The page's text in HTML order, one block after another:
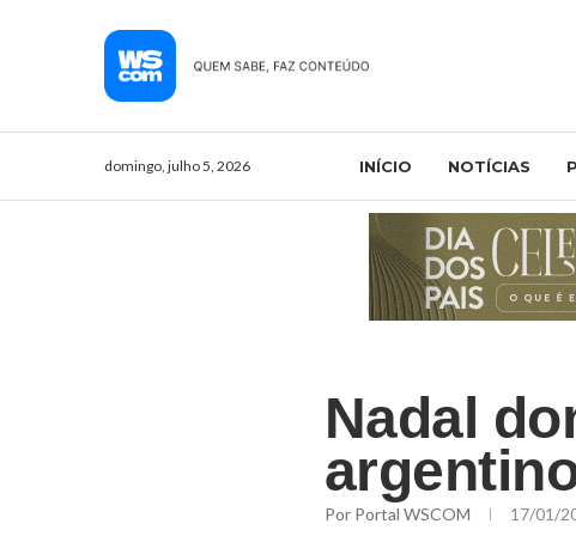
domingo, julho 5, 2026 INÍCIO NOTÍCIAS
Nadal
Por Portal WSCOM 17/01/